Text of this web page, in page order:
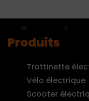
Produits
Trottinette
Vélo électrique
Scooter